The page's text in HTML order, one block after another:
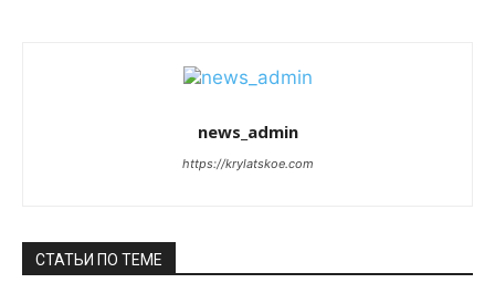
news_admin
https://krylatskoe.com
СТАТЬИ ПО ТЕМЕ